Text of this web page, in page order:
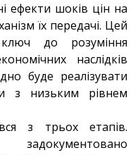
ефекти шоків цін на
їх передачі. Цей
до розуміння
наслідків
буде реалізувати
з низьким рівнем
з трьох етапів.